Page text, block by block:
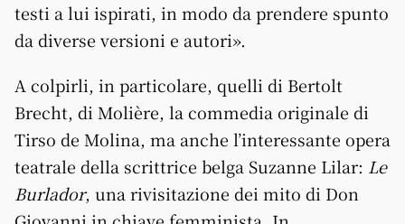
testi a lui ispirati, in modo da prendere spunto
da diverse versioni e autori».
A colpirli, in particolare, quelli di Bertolt
Brecht, di Molière, la commedia originale di
Tirso de Molina, ma anche l’interessante opera
teatrale della scrittrice belga Suzanne Lilar: Le
Burlador, una rivisitazione dei mito di Don